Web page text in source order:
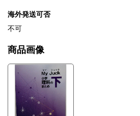
海外発送可否
不可
商品画像